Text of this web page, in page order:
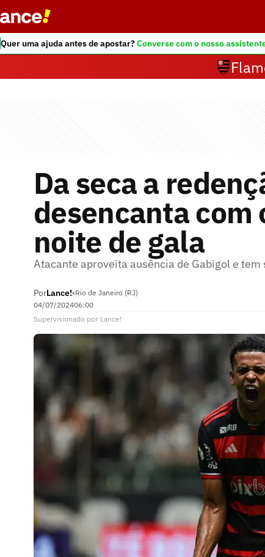
Quer uma ajuda antes de apostar?Converse com o nosso
Da seca a
desencanta com
noite de gala
Atacante aproveita ausência de Gabigol e
PorLance!•Rio de Janeiro (RJ)
04/07/202406:00
Supervisionado por Lance!